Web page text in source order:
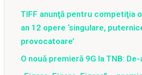
TIFF anunţă pentru competiţia
an 12 opere ‘singulare,
provocatoare’
O nouă premieră 9G la TNB: